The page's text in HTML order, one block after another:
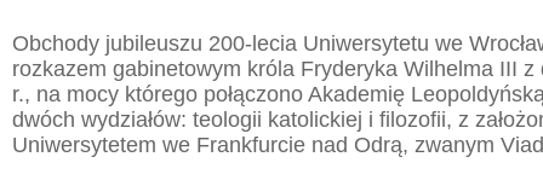
Obchody jubileuszu 200-lecia Uniwersytetu we
rozkazem gabinetowym króla Fryderyka Wilhelma III z
r., na mocy którego połączono Akademię
dwóch wydziałów: teologii katolickiej i filozofii, z
Uniwersytetem we Frankfurcie nad Odrą, zwanym